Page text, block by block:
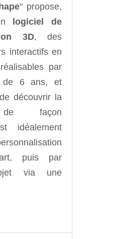
" propose,
logiciel de
3D, des
interactifs en
par
de 6 ans, et
découvrir la
façon
idéalement
puis par
via une